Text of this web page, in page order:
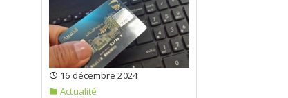
16 décembre 2024
Actualité